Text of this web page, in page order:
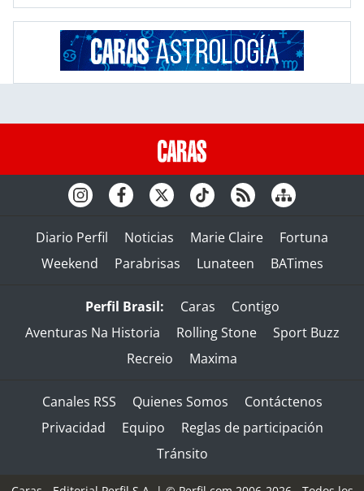
Diario Perfil Noticias Marie Claire
Fortuna
Weekend
Parabrisas Lunateen BATimes
Perfil Brasil: Caras
Contigo
Aventuras Na Historia
Rolling Stone
Sport Buzz
Recreio
Maxima
Canales RSS Quienes Somos
Contáctenos
Privacidad
Equipo
Reglas de participación
Tránsito